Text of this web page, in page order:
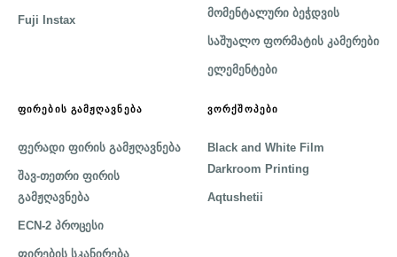
Fuji Instax
მომენტალური ბეჭდვის
საშუალო ფორმატის კამერები
ელემენტები
ᲤᲘᲠᲔᲑᲘᲡ ᲒᲐᲛᲟᲦᲐᲕᲜᲔᲑᲐ
ფერადი ფირის გამჟღავნება
შავ-თეთრი ფირის
გამჟღავნება
ECN-2 პროცესი
ფირების სკანირება
ᲕᲝᲠᲥᲨᲝᲞᲔᲑᲘ
Black and White Film
Darkroom Printing
Aqtushetii